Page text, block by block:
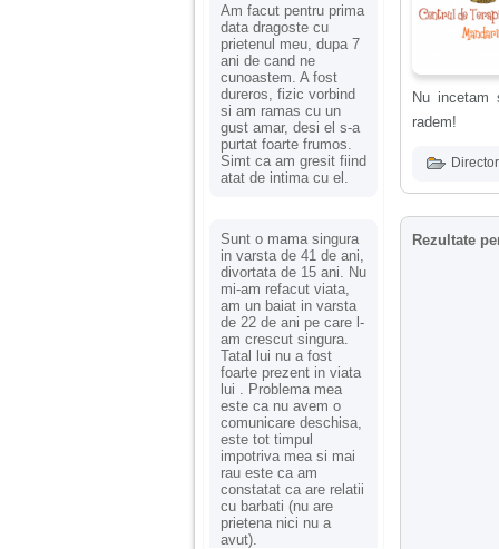
Am facut pentru prima
data dragoste cu
prietenul meu, dupa 7
ani de cand ne
cunoastem. A fost
dureros, fizic vorbind
si am ramas cu un
gust amar, desi el s-a
purtat foarte frumos.
Simt ca am gresit fiind
atat de intima cu el.
Sunt o mama singura
in varsta de 41 de ani,
divortata de 15 ani. Nu
mi-am refacut viata,
am un baiat in varsta
de 22 de ani pe care l-
am crescut singura.
Tatal lui nu a fost
foarte prezent in viata
lui . Problema mea
este ca nu avem o
comunicare deschisa,
este tot timpul
impotriva mea si mai
rau este ca am
constatat ca are relatii
cu barbati (nu are
prietena nici nu a
avut).
Nu incetam
radem!
Rezultate